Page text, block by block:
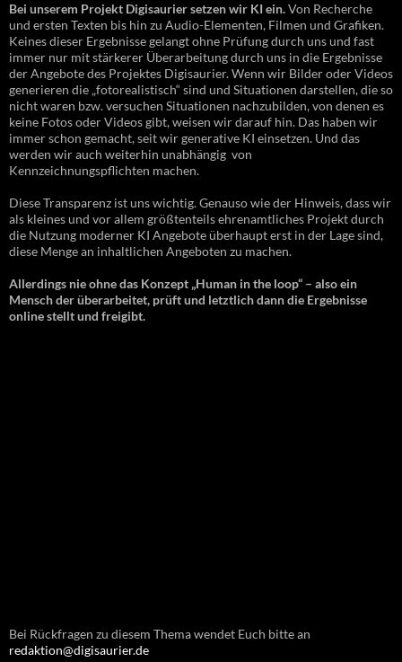
Bei unserem Projekt Digisaurier setzen wir KI ein.Von Recherche
und ersten Texten bis hin zu Audio-Elementen, Filmen und Grafiken.
Keines dieser Ergebnisse gelangt ohne Prüfung durch uns und fast
immer nur mit stärkerer Überarbeitung durch uns in die Ergebnisse
der Angebote des Projektes Digisaurier. Wenn wir Bilder oder Videos
generieren die „fotorealistisch“ sind und Situationen darstellen, die so
nicht waren bzw. versuchen Situationen nachzubilden, von denen es
keine Fotos oder Videos gibt, weisen wir darauf hin. Das haben wir
immer schon gemacht, seit wir generative KI einsetzen. Und das
werden wir auch weiterhin unabhängig von
Kennzeichnungspflichten machen.
Diese Transparenz ist uns wichtig. Genauso wie der Hinweis, dass wir
als kleines und vor allem größtenteils ehrenamtliches Projekt durch
die Nutzung moderner KI Angebote überhaupt erst in der Lage sind,
diese Menge an inhaltlichen Angeboten zu machen.
Allerdings nie ohne das Konzept „Human in the loop“ – also ein
Mensch der überarbeitet, prüft und letztlich dann die Ergebnisse
online stellt und freigibt.
Bei Rückfragen zu diesem Thema wendet Euch bitte an
redaktion@digisaurier.de